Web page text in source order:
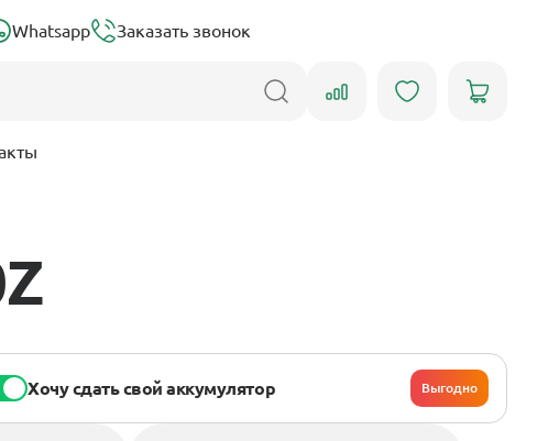
Whatsapp Заказать звонок
Хочу сдать свой аккумулятор Выгодно